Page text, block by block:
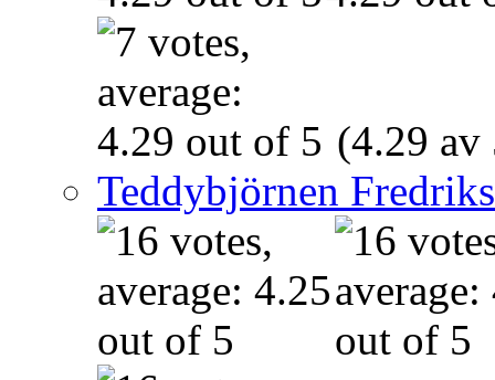
(4.29 av
Teddybjörnen